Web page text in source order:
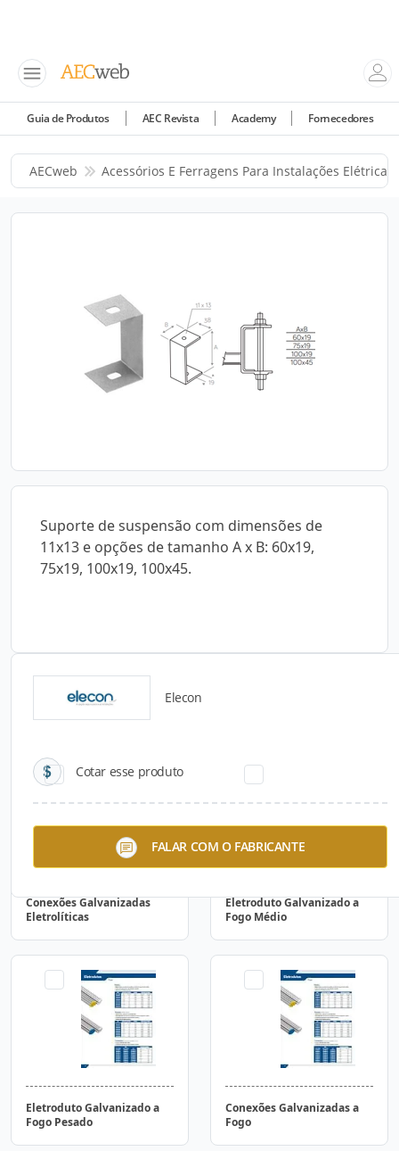
Guia de Produtos AEC Revista Academy Fornecedores
AECweb Acessórios E Ferragens Para Instalações Elétricas
Suporte de suspensão com dimensões de
11x13 e opções de tamanho A x B: 60x19,
75x19, 100x19, 100x45.
Elecon
Cotar esse produto
FALAR COM O FABRICANTE
Catálogos para Download
Conexões Galvanizadas
Eletrolíticas
Eletroduto Galvanizado a
Fogo Médio
Eletroduto Galvanizado a
Fogo Pesado
Conexões Galvanizadas a
Fogo